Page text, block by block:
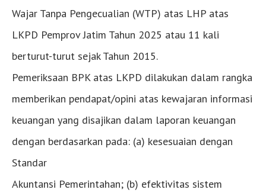
Wajar Tanpa Pengecualian (WTP) atas LHP atas
LKPD Pemprov Jatim Tahun 2025 atau 11 kali
berturut-turut sejak Tahun 2015.
Pemeriksaan BPK atas LKPD dilakukan dalam rangka
memberikan pendapat/opini atas kewajaran informasi
keuangan yang disajikan dalam laporan keuangan
dengan berdasarkan pada: (a) kesesuaian dengan
Standar
Akuntansi Pemerintahan; (b) efektivitas sistem